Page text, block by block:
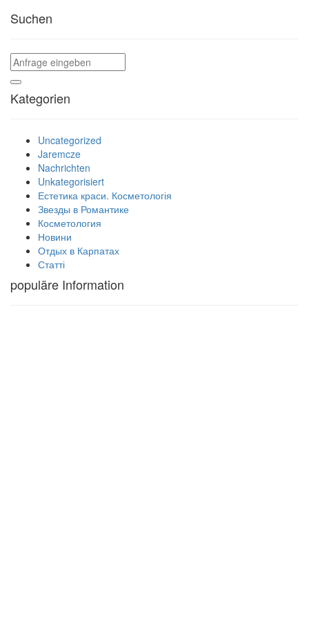
Suchen
Kategorien
Uncategorized
Jaremcze
Nachrichten
Unkategorisiert
Естетика краси. Косметологія
Звезды в Романтике
Косметология
Новини
Отдых в Карпатах
Статті
populäre Information